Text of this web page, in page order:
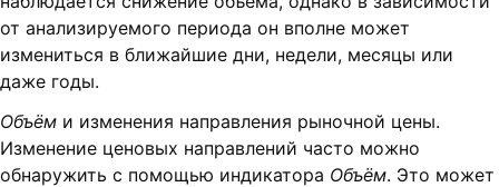
от анализируемого периода он вполне может
измениться в ближайшие дни, недели, месяцы или
даже годы.
Объём и изменения направления рыночной цены.
Изменение ценовых направлений часто можно
обнаружить с помощью индикатора Объём. Это может